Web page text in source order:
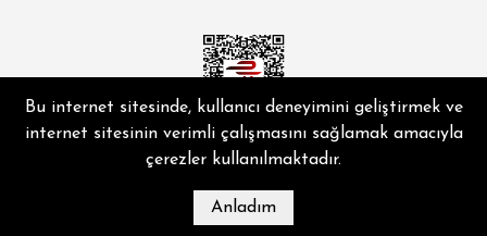
EZGİ HALI ® | Copyright © 2026 | Tüm hakları saklıdır.
BLOG İLETIŞIM
Bu internet sitesinde, kullanıcı deneyimini geliştirmek ve
internet sitesinin verimli çalışmasını sağlamak amacıyla
çerezler kullanılmaktadır.
Anladım